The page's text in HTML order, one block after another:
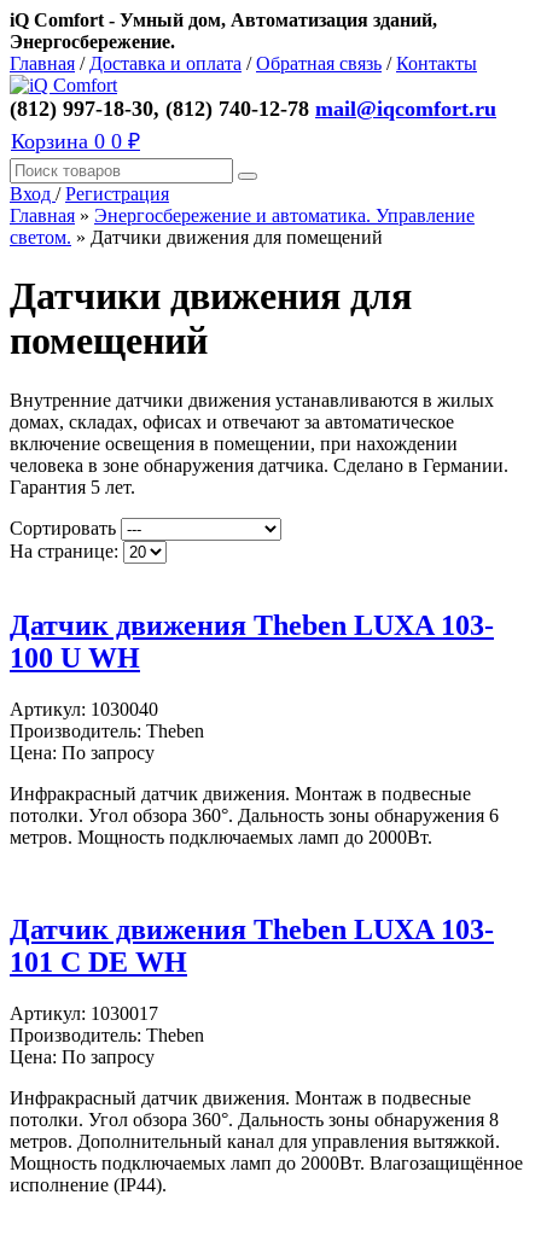
iQ Comfort - Умный дом, Автоматизация зданий,
Энергосбережение.
Главная / Доставка и оплата /Обратная связь /Контакты
(812) 997-18-30, (812) 740-12-78 mail@iqcomfort.ru
Корзина 0 0 ₽
Вход /Регистрация
Главная » Энергосбережение и автоматика. Управление
светом. » Датчики движения для помещений
Датчики движения для
помещений
Внутренние датчики движения устанавливаются в жилых
домах, складах, офисах и отвечают за автоматическое
включение освещения в помещении, при нахождении
человека в зоне обнаружения датчика. Сделано в Германии.
Гарантия 5 лет.
Сортировать
На странице:
Датчик движения Theben LUXA 103-
100 U WH
Артикул: 1030040
Производитель: Theben
Цена: По запросу
Инфракрасный датчик движения. Монтаж в подвесные
потолки. Угол обзора 360°. Дальность зоны обнаружения 6
метров. Мощность подключаемых ламп до 2000Вт.
Датчик движения Theben LUXA 103-
101 C DE WH
Артикул: 1030017
Производитель: Theben
Цена: По запросу
Инфракрасный датчик движения. Монтаж в подвесные
потолки. Угол обзора 360°. Дальность зоны обнаружения 8
метров. Дополнительный канал для управления вытяжкой.
Мощность подключаемых ламп до 2000Вт. Влагозащищённое
исполнение (IP44).